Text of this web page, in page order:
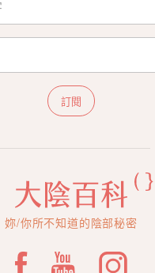
訂閱
妳/你所不知道的陰部秘密